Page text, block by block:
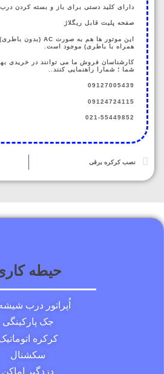
دارای کلید دستی برای باز و بسته کردن
صفحه پلیت قابل ریگلاژ
همراه با باطری) موجود است.
کارشناسان فروش ما می توانند در خریدی
شما ؛ شمارا راهنمایی کنند..
09127005439
09124724115
021-55449852
نصب کرکره برقی
حیطه
اُپراتور درب
جک پارکینگی
کرکره
سکشنال
دزدگیر اماکن